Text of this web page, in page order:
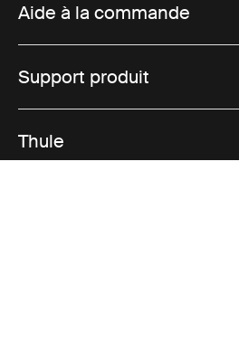
Aide à la commande
Support produit
Thule